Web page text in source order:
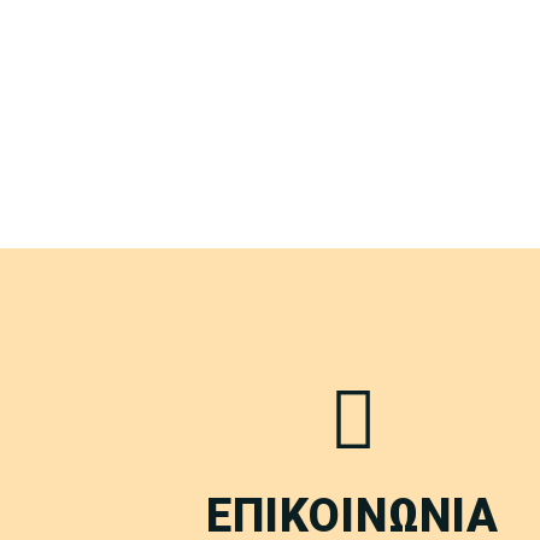
ΕΠΙΚΟΙΝΩΝΙΑ